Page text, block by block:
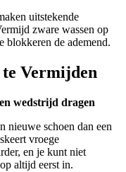
uitstekende
zware wassen op
blokkeren de ademend.
te Vermijden
wedstrijd dragen
nieuwe schoen dan een
vroege
en je kunt niet
altijd eerst in.